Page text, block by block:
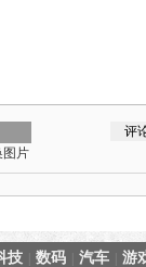
技 数码 汽车 游